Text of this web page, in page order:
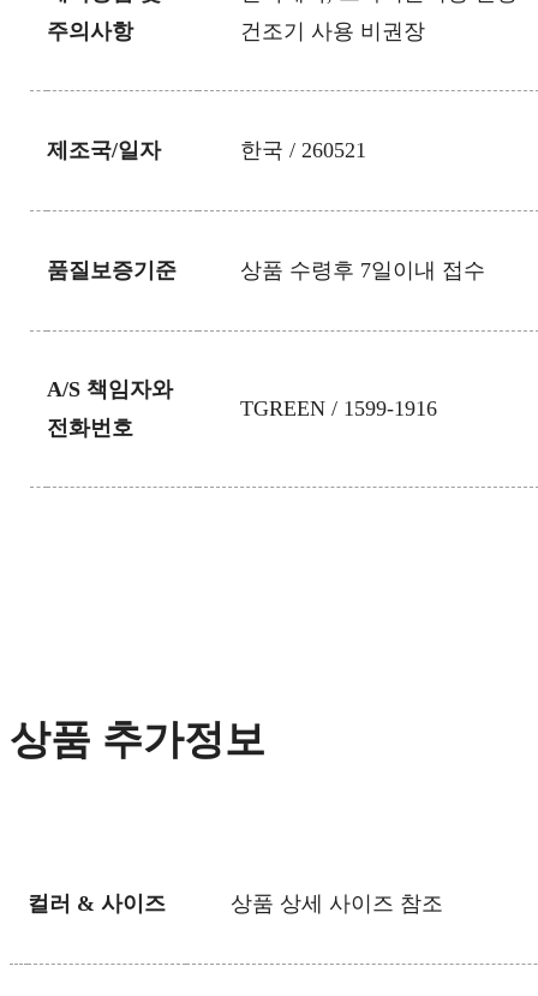
주의사항
건조기 사용 비권장
제조국/일자 한국 / 260521
품질보증기준 상품 수령후 7일이내 접수
A/S 책임자와
전화번호
TGREEN / 1599-1916
상품 추가정보
컬러 & 사이즈 상품 상세 사이즈 참조